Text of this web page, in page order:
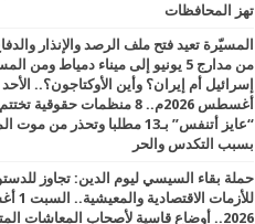
تهز المحافظات
المسيّرة تعيد فتح ملف الرصد والإنذار
من مدارج 5 يونيو إلى ميناء دمياط ومن
أغسطس 2026م.. 8 منظمات حقوقية
“عايز أتنفس” بـ13 مطلبا وتحذر من
بسبب التكدس والحر
حملة بقاء السيسي ليوم الدين: تجاوز
للأزمات